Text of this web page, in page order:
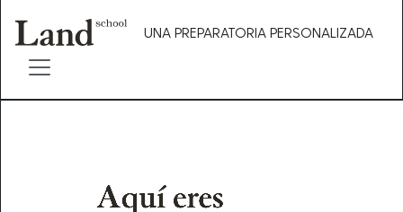
UNA PREPARATORIA PERSONALIZADA